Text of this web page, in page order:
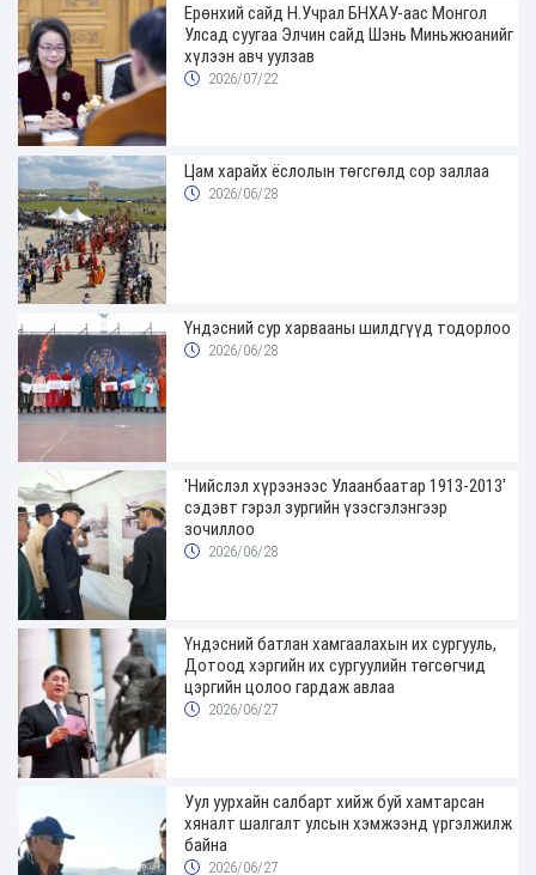
Ерөнхий сайд Н.Учрал БНХАУ-аас Монгол
Улсад суугаа Элчин сайд Шэнь Миньжюанийг
хүлээн авч уулзав
2026/07/22
Цам харайх ёслолын төгсгөлд сор заллаа
2026/06/28
Үндэсний сур харвааны шилдгүүд тодорлоо
2026/06/28
'Нийслэл хүрээнээс Улаанбаатар 1913-2013'
сэдэвт гэрэл зургийн үзэсгэлэнгээр
зочиллоо
2026/06/28
Үндэсний батлан хамгаалахын их сургууль,
Дотоод хэргийн их сургуулийн төгсөгчид
цэргийн цолоо гардаж авлаа
2026/06/27
Уул уурхайн салбарт хийж буй хамтарсан
хяналт шалгалт улсын хэмжээнд үргэлжилж
байна
2026/06/27